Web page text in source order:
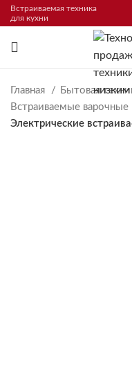
Встраиваемая техника
для кухни
Главная
Бытовая
Встраиваемые варочные
Электрические